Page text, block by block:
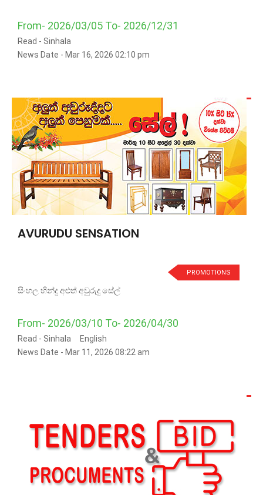
From- 2026/03/05 To- 2026/12/31
Read - Sinhala
News Date - Mar 16, 2026 02:10 pm
AVURUDU SENSATION
PROMOTIONS
සිංහල හින්දු අළුත් අවුරුදු සේල්
From- 2026/03/10 To- 2026/04/30
Read - Sinhala
English
News Date - Mar 11, 2026 08:22 am